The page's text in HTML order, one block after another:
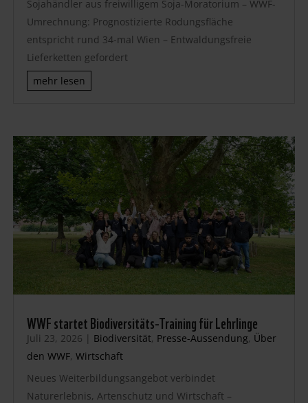
Sojahändler aus freiwilligem Soja-Moratorium – WWF-
Umrechnung: Prognostizierte Rodungsfläche
entspricht rund 34-mal Wien – Entwaldungsfreie
Lieferketten gefordert
mehr lesen
WWF startet Biodiversitäts-Training für Lehrlinge
Juli 23, 2026 | Biodiversität, Presse-Aussendung, Über
den WWF, Wirtschaft
Neues Weiterbildungsangebot verbindet
Naturerlebnis, Artenschutz und Wirtschaft –